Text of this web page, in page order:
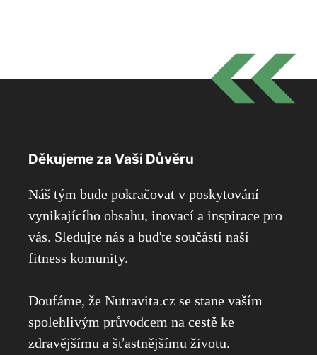
Děkujeme za Vaši Důvěru
Náš tým bude pokračovat v poskytování
vynikajícího obsahu, inovací a inspirace pro
vás. Sledujte nás a buďte součástí naší
fitness komunity.
Doufáme, že Nutravita.cz se stane vaším
spolehlivým průvodcem na cestě ke
zdravějšímu a šťastnějšímu životu.